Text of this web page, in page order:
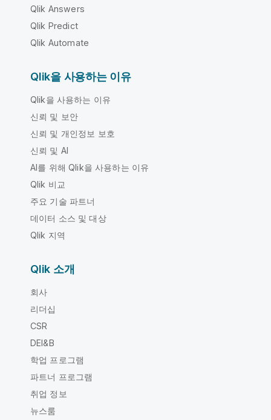
Qlik Answers
Qlik Predict
Qlik Automate
Qlik을 사용하는 이유
Qlik을 사용하는 이유
신뢰 및 보안
신뢰 및 개인정보 보호
신뢰 및 AI
AI를 위해 Qlik을 사용하는 이유
Qlik 비교
주요 기술 파트너
데이터 소스 및 대상
Qlik 지역
Qlik 소개
회사
리더십
CSR
DEI&B
학업 프로그램
파트너 프로그램
취업 정보
뉴스룸